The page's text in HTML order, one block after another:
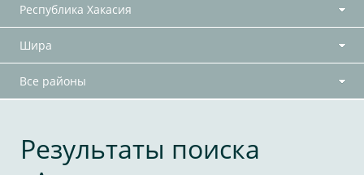
Республика Хакасия
Шира
Все районы
Результаты поиска